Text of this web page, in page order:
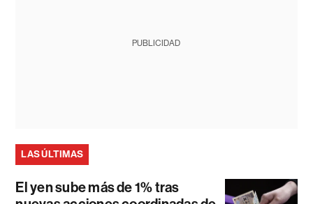
PUBLICIDAD
LAS ÚLTIMAS
El yen sube más de 1% tras